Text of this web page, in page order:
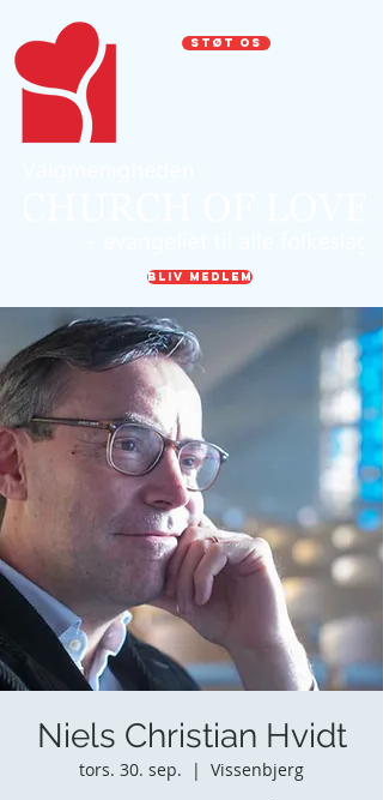
STØT OS
BLIV MEDLEM
Niels Christian Hvidt
tors. 30. sep.
  |
Vissenbjerg